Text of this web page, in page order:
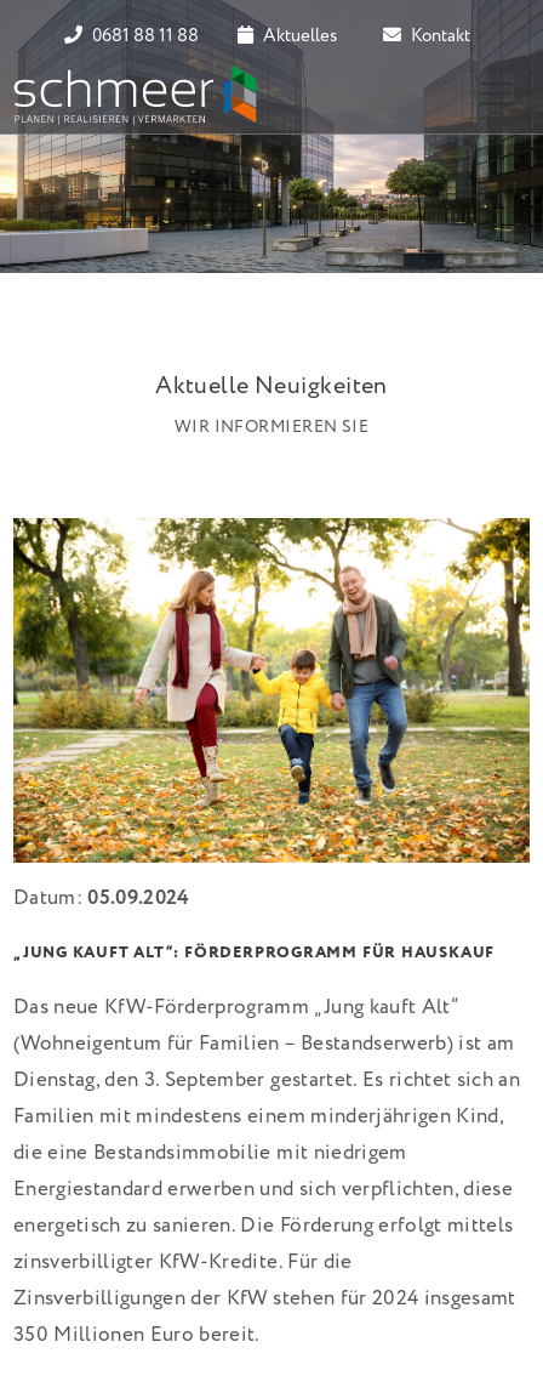
0681 88 11 88 Aktuelles Kontakt
Aktuelle Neuigkeiten
WIR INFORMIEREN SIE
Datum:05.09.2024
„JUNG KAUFT ALT“: FÖRDERPROGRAMM FÜR HAUSKAUF
Das neue KfW-Förderprogramm „Jung kauft Alt“
(Wohneigentum für Familien – Bestandserwerb) ist am
Dienstag, den 3. September gestartet. Es richtet sich an
Familien mit mindestens einem minderjährigen Kind,
die eine Bestandsimmobilie mit niedrigem
Energiestandard erwerben und sich verpflichten, diese
energetisch zu sanieren. Die Förderung erfolgt mittels
zinsverbilligter KfW-Kredite. Für die
Zinsverbilligungen der KfW stehen für 2024 insgesamt
350 Millionen Euro bereit.